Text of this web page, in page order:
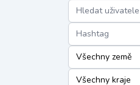
Hashtag